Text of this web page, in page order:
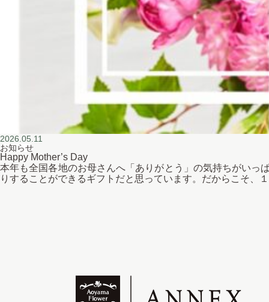
2026.05.11
お知らせ
Happy Mother’s Day
本年も全国各地のお母さんへ「ありがとう」の気持ちがいっ
りすることができるギフトだと思っています。だからこそ、